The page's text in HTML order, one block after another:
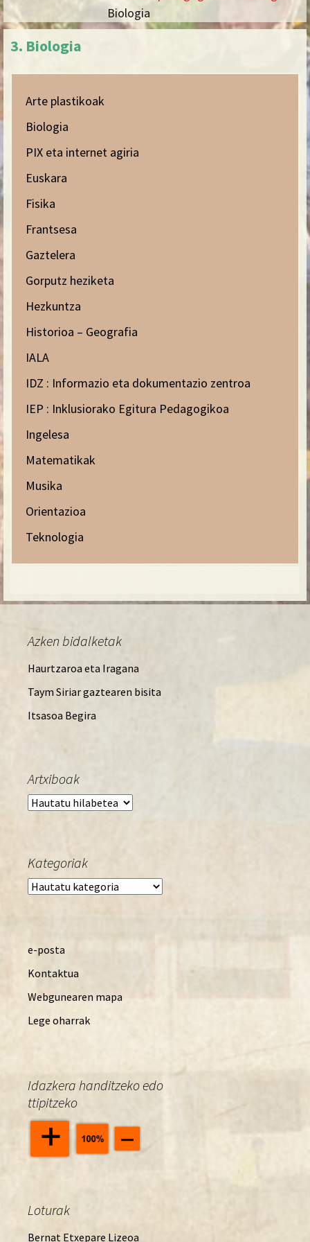
Biologia
3. Biologia
Arte plastikoak
Biologia
PIX eta internet agiria
Euskara
Fisika
Frantsesa
Gaztelera
Gorputz heziketa
Hezkuntza
Historioa – Geografia
IALA
IDZ : Informazio eta dokumentazio zentroa
IEP : Inklusiorako Egitura Pedagogikoa
Ingelesa
Matematikak
Musika
Orientazioa
Teknologia
Azken bidalketak
Haurtzaroa eta Iragana
Taym Siriar gaztearen bisita
Itsasoa Begira
Artxiboak
Artxiboak
Kategoriak
Kategoriak
e-posta
Kontaktua
Webgunearen mapa
Lege oharrak
Idazkera handitzeko edo
ttipitzeko
Loturak
Bernat Etxepare Lizeoa